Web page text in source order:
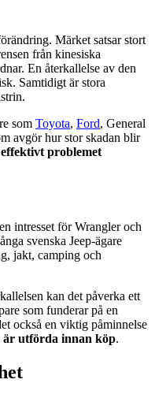
Märket satsar stort
från kinesiska
En återkallelse av den
Samtidigt är stora
som Toyota, Ford, General
avgör hur stor skadan blir
problemet
intresset för Wrangler och
svenska Jeep-ägare
jakt, camping och
kan det påverka ett
som funderar på en
också en viktig påminnelse
är utförda innan köp.